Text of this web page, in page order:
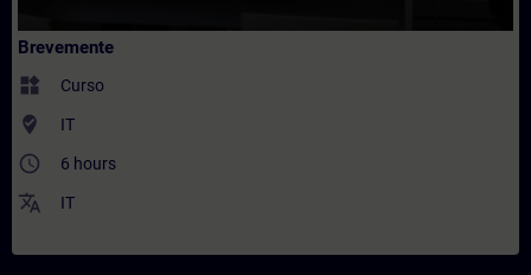
Brevemente
widgets Curso
where_to_vote IT
access_time 6 hours
translate IT